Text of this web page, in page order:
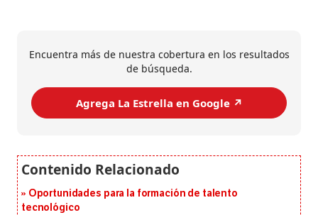
Encuentra más de nuestra cobertura en los resultados
de búsqueda.
Agrega La Estrella en Google ↗️
Oportunidades para la formación de talento
tecnológico